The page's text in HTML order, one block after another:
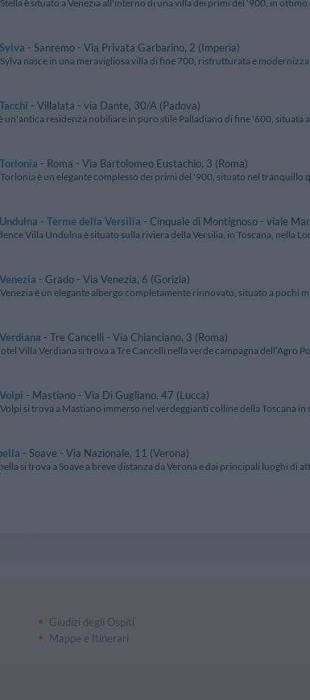
è situato a Venezia all'interno di una villa dei primi del '900, in
- Sanremo - Via Privata Garbarino, 2 (Imperia)
nasce in una meravigliosa villa di fine 700, ristrutturata e
- Villalata - via Dante, 30/A (Padova)
un'antica residenza nobiliare in puro stile Palladiano di fine '600, situata
- Roma - Via Bartolomeo Eustachio, 3 (Roma)
è un elegante complesso dei primi del '900, situato nel tranquillo
- Terme della Versilia - Cinquale di Montignoso - viale
Villa Undulna è situato sulla riviera della Versilia, in Toscana, nella
- Grado - Via Venezia, 6 (Gorizia)
è un elegante albergo completamente rinnovato, situato a pochi
- Tre Cancelli - Via Chianciano, 3 (Roma)
Villa Verdiana si trova a Tre Cancelli nella verde campagna dell’Agro
- Mastiano - Via Di Gugliano, 47 (Lucca)
si trova a Mastiano immerso nel verdeggianti colline della Toscana
- Soave - Via Nazionale, 11 (Verona)
si trova a Soave a breve distanza da Verona e dai principali luoghi di
Giudizi degli Ospiti
Mappe e Itinerari